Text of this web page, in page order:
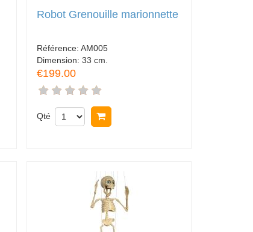
Robot Grenouille marionnette
Référence: AM005
Dimension: 33 cm.
€199.00
Qté